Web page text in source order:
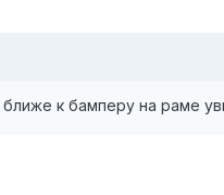
к бамперу на раме